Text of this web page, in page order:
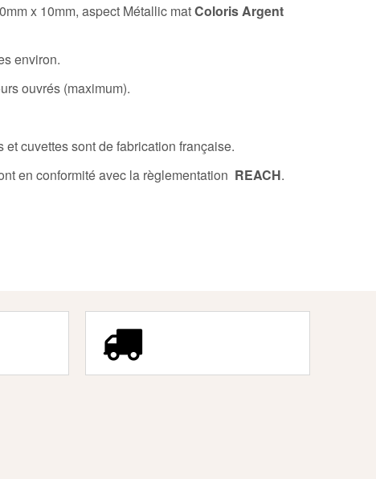
x 10mm, aspect Métallic matColoris Argent
environ.
ouvrés (maximum).
cuvettes sont de fabrication française.
en conformité avec la règlementation REACH.